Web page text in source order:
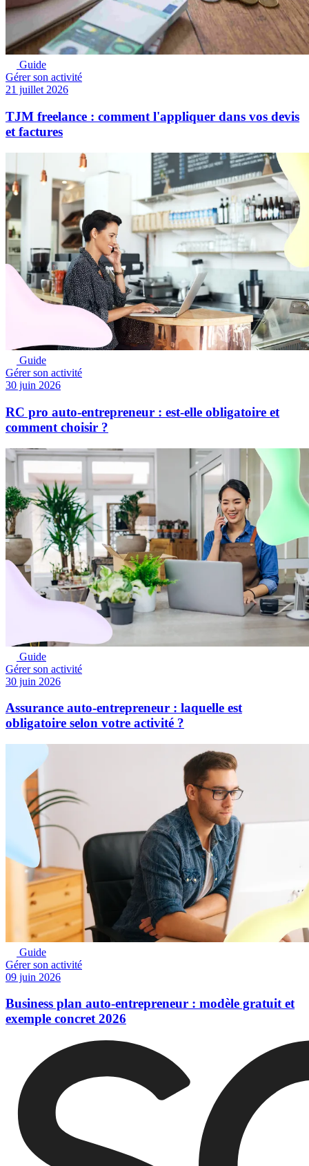
Guide
Gérer son activité
21 juillet 2026
TJM freelance : comment l'appliquer dans vos devis
et factures
Guide
Gérer son activité
30 juin 2026
RC pro auto-entrepreneur : est-elle obligatoire et
comment choisir ?
Guide
Gérer son activité
30 juin 2026
Assurance auto-entrepreneur : laquelle est
obligatoire selon votre activité ?
Guide
Gérer son activité
09 juin 2026
Business plan auto-entrepreneur : modèle gratuit et
exemple concret 2026